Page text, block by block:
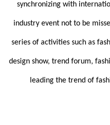
synchronizing with
industry event not to be
series of activities such as
design show, trend forum,
leading the trend of